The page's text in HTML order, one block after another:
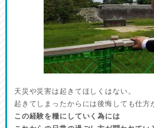
天災や災害は起きてほしくはない。
起きてしまったからには後悔しても仕方
この経験を糧にしていく為には